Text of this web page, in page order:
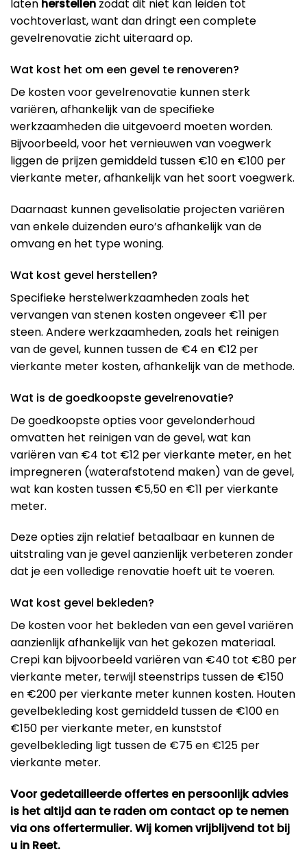
laten herstellen zodat dit niet kan leiden tot
vochtoverlast, want dan dringt een complete
gevelrenovatie zicht uiteraard op.
Wat kost het om een gevel te renoveren?
De kosten voor gevelrenovatie kunnen sterk
variëren, afhankelijk van de specifieke
werkzaamheden die uitgevoerd moeten worden.
Bijvoorbeeld, voor het vernieuwen van voegwerk
liggen de prijzen gemiddeld tussen €10 en €100 per
vierkante meter, afhankelijk van het soort voegwerk​.
Daarnaast kunnen gevelisolatie projecten variëren
van enkele duizenden euro’s afhankelijk van de
omvang en het type woning​.
Wat kost gevel herstellen?
Specifieke herstelwerkzaamheden zoals het
vervangen van stenen kosten ongeveer €11 per
steen. Andere werkzaamheden, zoals het reinigen
van de gevel, kunnen tussen de €4 en €12 per
vierkante meter kosten, afhankelijk van de methode.
Wat is de goedkoopste gevelrenovatie?
De goedkoopste opties voor gevelonderhoud
omvatten het reinigen van de gevel, wat kan
variëren van €4 tot €12 per vierkante meter, en het
impregneren (waterafstotend maken) van de gevel,
wat kan kosten tussen €5,50 en €11 per vierkante
meter​​.
Deze opties zijn relatief betaalbaar en kunnen de
uitstraling van je gevel aanzienlijk verbeteren zonder
dat je een volledige renovatie hoeft uit te voeren.
Wat kost gevel bekleden?
De kosten voor het bekleden van een gevel variëren
aanzienlijk afhankelijk van het gekozen materiaal.
Crepi kan bijvoorbeeld variëren van €40 tot €80 per
vierkante meter, terwijl steenstrips tussen de €150
en €200 per vierkante meter kunnen kosten. Houten
gevelbekleding kost gemiddeld tussen de €100 en
€150 per vierkante meter, en kunststof
gevelbekleding ligt tussen de €75 en €125 per
vierkante meter​.
Voor gedetailleerde offertes en persoonlijk advies
is het altijd aan te raden om contact op te nemen
via ons offertermulier. Wij komen vrijblijvend tot bij
u in Reet.